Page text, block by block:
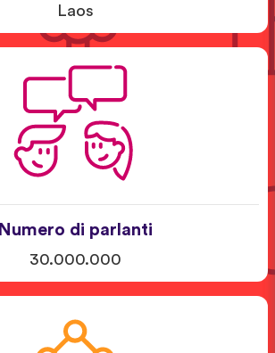
Laos
Numero di parlanti
30.000.000